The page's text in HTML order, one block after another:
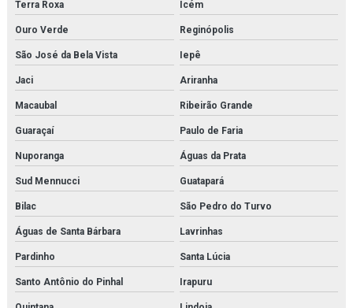
Terra Roxa Icém
Ouro Verde Reginópolis
São José da Bela Vista Iepê
Jaci Ariranha
Macaubal Ribeirão Grande
Guaraçaí Paulo de Faria
Nuporanga Águas da Prata
Sud Mennucci Guatapará
Bilac São Pedro do Turvo
Águas de Santa Bárbara Lavrinhas
Pardinho Santa Lúcia
Santo Antônio do Pinhal Irapuru